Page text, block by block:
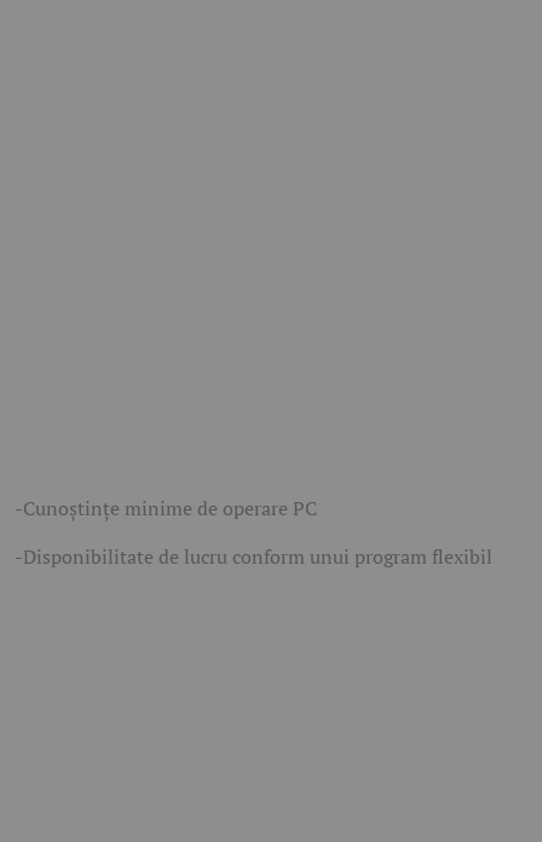
-Cunoştinţe minime de operare PC
-Disponibilitate de lucru conform unui program flexibil